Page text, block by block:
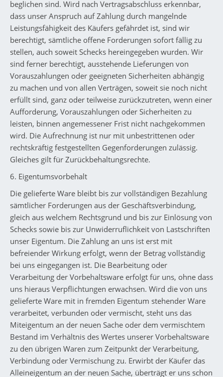
beglichen sind. Wird nach Vertragsabschluss erkennbar,
dass unser Anspruch auf Zahlung durch mangelnde
Leistungsfähigkeit des Käufers gefährdet ist, sind wir
berechtigt, sämtliche offene Forderungen sofort fällig zu
stellen, auch soweit Schecks hereingegeben wurden. Wir
sind ferner berechtigt, ausstehende Lieferungen von
Vorauszahlungen oder geeigneten Sicherheiten abhängig
zu machen und von allen Verträgen, soweit sie noch nicht
erfüllt sind, ganz oder teilweise zurückzutreten, wenn einer
Aufforderung, Vorauszahlungen oder Sicherheiten zu
leisten, binnen angemessener Frist nicht nachgekommen
wird. Die Aufrechnung ist nur mit unbestrittenen oder
rechtskräftig festgestellten Gegenforderungen zulässig.
Gleiches gilt für Zurückbehaltungsrechte.
6. Eigentumsvorbehalt
Die gelieferte Ware bleibt bis zur vollständigen Bezahlung
sämtlicher Forderungen aus der Geschäftsverbindung,
gleich aus welchem Rechtsgrund und bis zur Einlösung von
Schecks sowie bis zur Unwiderruflichkeit von Lastschriften
unser Eigentum. Die Zahlung an uns ist erst mit
befreiender Wirkung erfolgt, wenn der Betrag vollständig
bei uns eingegangen ist. Die Bearbeitung oder
Verarbeitung der Vorbehaltsware erfolgt für uns, ohne dass
uns hieraus Verpflichtungen erwachsen. Wird die von uns
gelieferte Ware mit in fremden Eigentum stehender Ware
verarbeitet, verbunden oder vermischt, steht uns das
Miteigentum an der neuen Sache oder dem vermischtem
Bestand im Verhältnis des Wertes unserer Vorbehaltsware
zu den übrigen Waren zum Zeitpunkt der Verarbeitung,
Verbindung oder Vermischung zu. Erwirbt der Käufer das
Alleineigentum an der neuen Sache, überträgt er uns schon